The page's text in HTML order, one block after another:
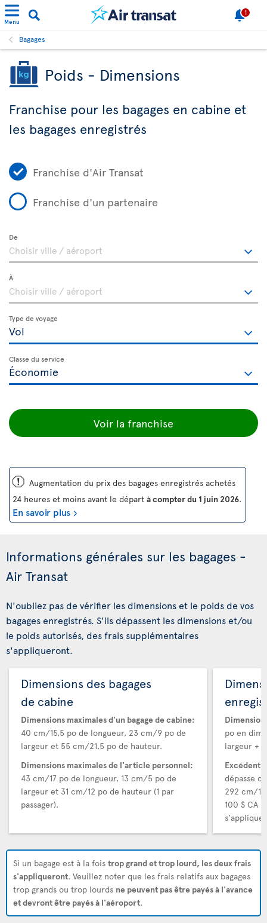
Menu
1
Bagages
Poids - Dimensions
Franchise pour les bagages en cabine et
les bagages enregistrés
Franchise d'Air Transat
Franchise d'un partenaire
De
À
Type de voyage
Classe du service
Voir la franchise
ü Augmentation du prix des bagages enregistrés achetés
24 heures et moins avant le départ à compter du 1 juin 2026.
En savoir plus
Informations générales sur les bagages -
Air Transat
N'oubliez pas de vérifier les dimensions et le poids de vos
bagages enregistrés. S'ils dépassent les dimensions et/ou
le poids autorisés, des frais supplémentaires
s'appliqueront.
Dimensions des bagages
de cabine
Dimensions maximales d'un bagage de cabine:
40 cm/15,5 po de longueur, 23 cm/9 po de
largeur et 55 cm/21,5 po de hauteur.
Dimensions maximales de l'article personnel:
43 cm/17 po de longueur, 13 cm/5 po de
largeur et 31 cm/12 po de hauteur (1 par
passager).
po en
largeur +
Excédent
dépasse
292 cm/
100 $ CA
Si un bagage est à la fois trop grand et trop lourd, les deux frais
s'appliqueront. Veuillez noter que les frais relatifs aux bagages
trop grands ou trop lourds ne peuvent pas être payés à l'avance
et devront être payés à l'aéroport.